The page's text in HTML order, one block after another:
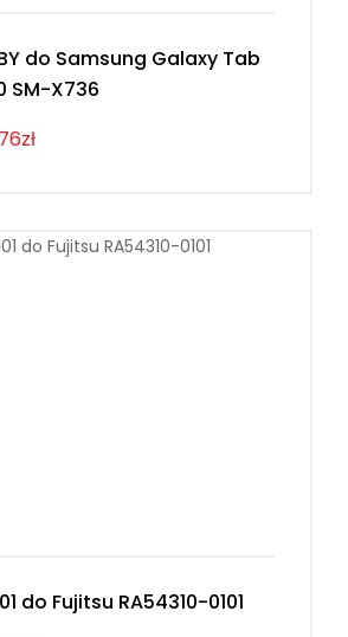
do Samsung Galaxy Tab
SM-X736
do Fujitsu RA54310-0101